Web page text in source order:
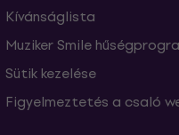
Kívánságlista
Muziker Smile
Sütik kezelése
Figyelmeztetés a csaló